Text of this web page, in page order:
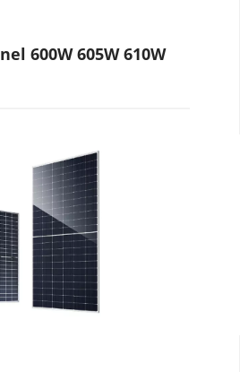
600W 605W 610W